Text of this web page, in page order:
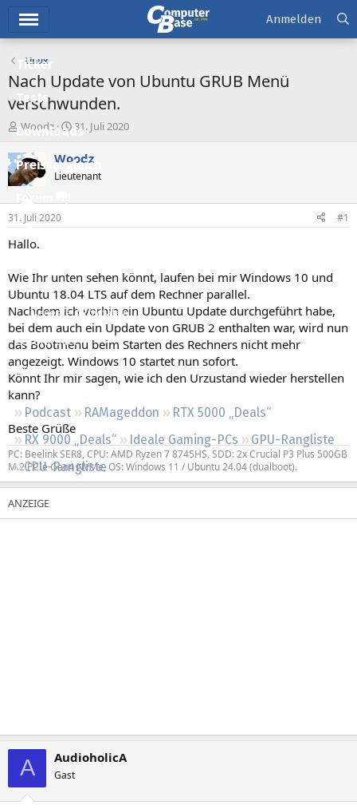
Ticker
Tests
Downloads
Preisvergleich
Forum
Aktuelles
Neue Beiträge
Neueste Aktivitäten
Leserartikel
Regeln
Podcast RAMageddon
RTX 5000 „Deals“
RX 9000 „Deals“
Ideale Gaming-PCs
GPU-Rangliste
CPU-Rangliste
Anmelden
Linux
Nach Update von Ubuntu GRUB Menü
verschwunden.
E
r
s
t
e
e
r
Woodz
E
r
s
e
t
31. Juli 2020
Woodz
Lieutenant
31. Juli 2020 #1
Hallo.
Wie Ihr unten sehen könnt, laufen bei mir Windows 10 und
Ubuntu 18.04 LTS auf dem Rechner parallel.
Nachdem ich vorhin ein Ubuntu Update durchgeführt habe,
bei dem auch ein Update von GRUB 2 enthalten war, wird nun
das Bootmenu beim Starten des Rechners nicht mehr
angezeigt. Windows 10 startet nun sofort.
Könnt Ihr mir sagen, wie ich den Urzustand wieder herstellen
kann?
Beste Grüße
PC: Beelink SER8, CPU: AMD Ryzen 7 8745HS, SDD: 2x Crucial P3 Plus 500GB
M.2 PCIe Gen4 NVMe, OS: Windows 11 / Ubuntu 24.04 (dualboot).
A AudioholicA
Gast